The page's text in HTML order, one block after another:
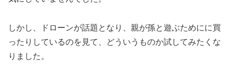
しかし、ドローンが話題となり、親が孫と遊ぶためにに買
ったりしているのを見て、どういうものか試してみたくな
りました。